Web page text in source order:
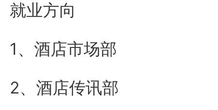
就业方向
1、酒店市场部
2、酒店传讯部